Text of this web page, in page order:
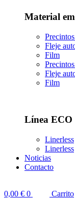
Material
Fleje
Film
Fleje
Film
Línea ECO
Linerless
Linerless
Noticias
Contacto
0,00 € 0
Carrito